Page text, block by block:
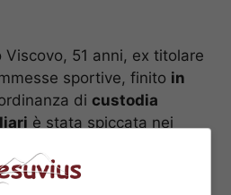
51 anni, ex titolare
sportive, finito in
di custodia
è stata spiccata nei
39 anni (nota alle cronache
di Giuseppe